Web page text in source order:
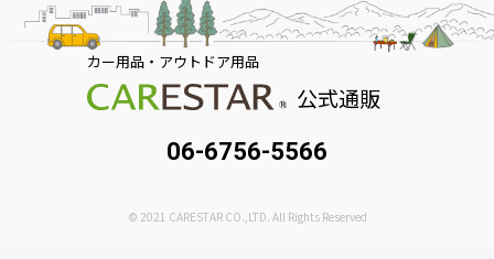
カー用品・アウトドア用品
公式通販
06-6756-5566
© 2021 CARESTAR CO.,LTD. All Rights Reserved